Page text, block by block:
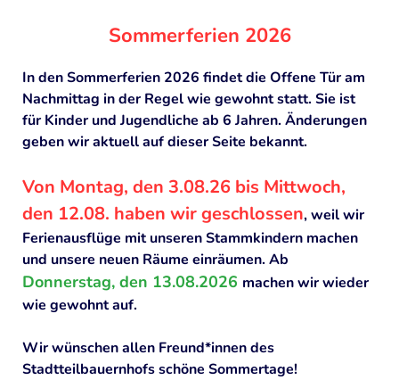
Sommerferien 2026
In den Sommerferien 2026 findet die Offene Tür am
Nachmittag in der Regel wie gewohnt statt. Sie ist
für Kinder und Jugendliche ab 6 Jahren. Änderungen
geben wir aktuell auf dieser Seite bekannt.
Von Montag, den 3.08.26 bis Mittwoch,
den 12.08. haben wir geschlossen, weil wir
Ferienausflüge mit unseren Stammkindern machen
und unsere neuen Räume einräumen. Ab
Donnerstag, den 13.08.2026 machen wir wieder
wie gewohnt auf.
Wir wünschen allen Freund*innen des
Stadtteilbauernhofs schöne Sommertage!